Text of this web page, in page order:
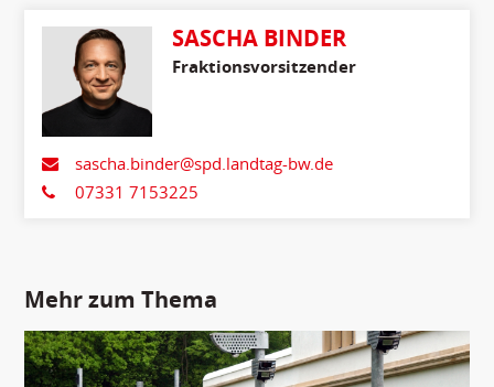
SASCHA BINDER
Fraktionsvorsitzender
sascha.binder@spd.landtag-bw.de
07331 7153225
Mehr zum Thema